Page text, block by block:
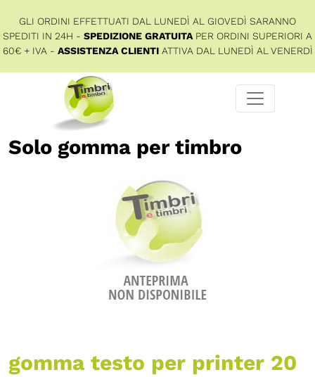
GLI ORDINI EFFETTUATI DAL LUNEDÌ AL GIOVEDÌ SARANNO
SPEDITI IN 24H - SPEDIZIONE GRATUITA PER ORDINI SUPERIORI A
60€ + IVA - ASSISTENZA CLIENTIATTIVA DAL LUNEDÌ AL VENERDÌ
Solo gomma per timbro
gomma testo per printer 20